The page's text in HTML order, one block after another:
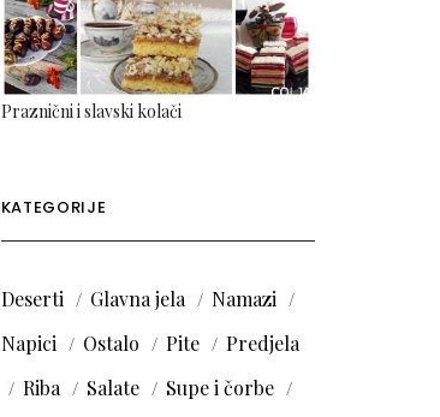
Praznični i slavski kolači
KATEGORIJE
Deserti Glavna jela
Namazi
Napici
Ostalo Pite
Predjela
Riba
Salate
Supe i čorbe